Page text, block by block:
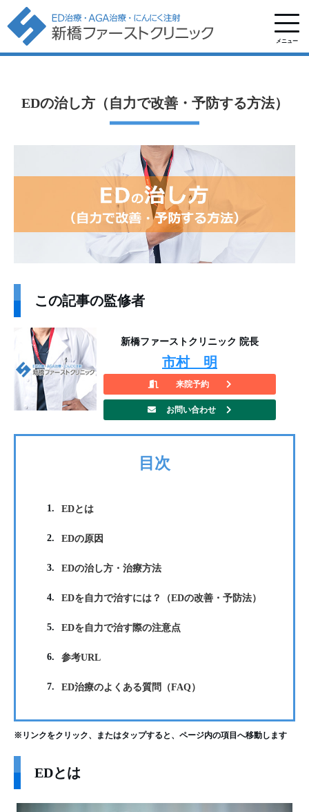
メニュー
EDの治し方（自力で改善・予防する方法）
この記事の監修者
新橋ファーストクリニック 院長
市村 明
来院予約
お問い合わせ
目次
1. EDとは
2. EDの原因
3. EDの治し方・治療方法
4. EDを自力で治すには？（EDの改善・予防法）
5. EDを自力で治す際の注意点
6. 参考URL
7. ED治療のよくある質問（FAQ）
※リンクをクリック、またはタップすると、ページ内の項目へ移動します
EDとは